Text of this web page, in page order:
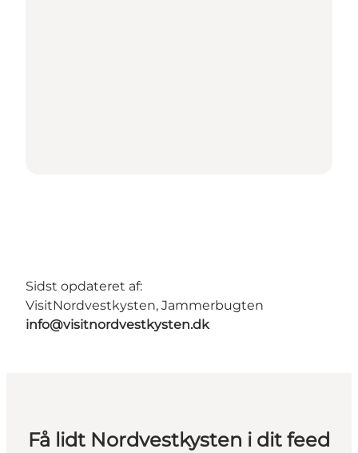
Sidst opdateret af:
VisitNordvestkysten, Jammerbugten
info@visitnordvestkysten.dk
Få lidt Nordvestkysten i dit feed